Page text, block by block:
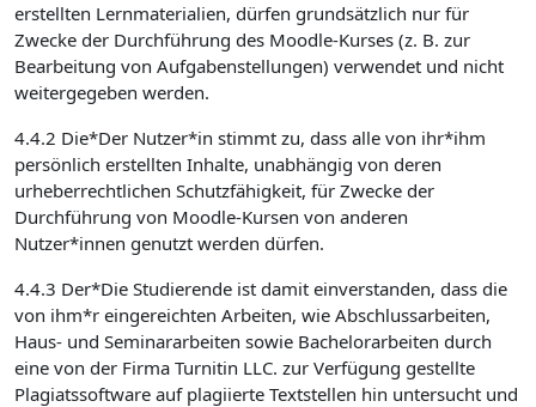
erstellten Lernmaterialien, dürfen grundsätzlich nur für
Zwecke der Durchführung des Moodle-Kurses (z. B. zur
Bearbeitung von Aufgabenstellungen) verwendet und nicht
weitergegeben werden.
4.4.2 Die*Der Nutzer*in stimmt zu, dass alle von ihr*ihm
persönlich erstellten Inhalte, unabhängig von deren
urheberrechtlichen Schutzfähigkeit, für Zwecke der
Durchführung von Moodle-Kursen von anderen
Nutzer*innen genutzt werden dürfen.
4.4.3 Der*Die Studierende ist damit einverstanden, dass die
von ihm*r eingereichten Arbeiten, wie Abschlussarbeiten,
Haus- und Seminararbeiten sowie Bachelorarbeiten durch
eine von der Firma Turnitin LLC. zur Verfügung gestellte
Plagiatssoftware auf plagiierte Textstellen hin untersucht und